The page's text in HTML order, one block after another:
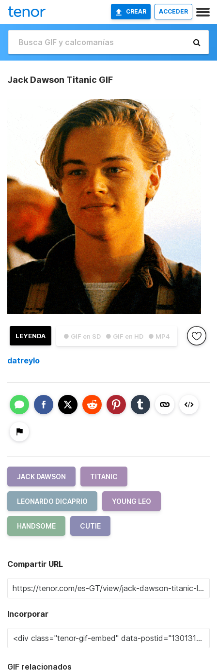
CREAR ACCEDER
Jack Dawson Titanic GIF
● GIF en SD ● GIF en HD ● MP4
LEYENDA
datreylo
JACK DAWSON TITANIC
LEONARDO DICAPRIO YOUNG LEO
HANDSOME CUTIE
Compartir URL
Incorporar
GIF relacionados